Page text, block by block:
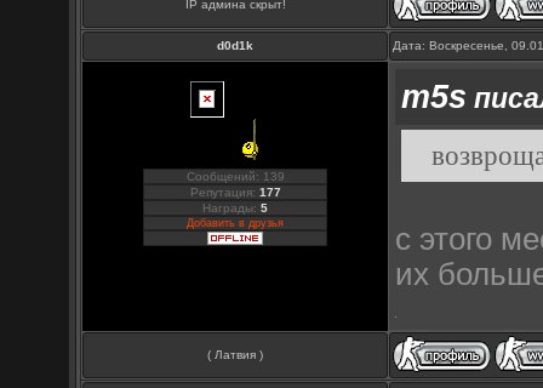
IP админа скрыт!
d0d1k Дата: Воскресенье,
Сообщений: 139
Репутация: 177
Награды:5
Добавить в друзья
m5s
с этого
их
( Латвия )